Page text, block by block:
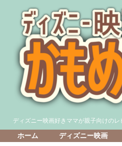
ディズニー映画好きママが親子向けのレ
ホーム ディズニー映画